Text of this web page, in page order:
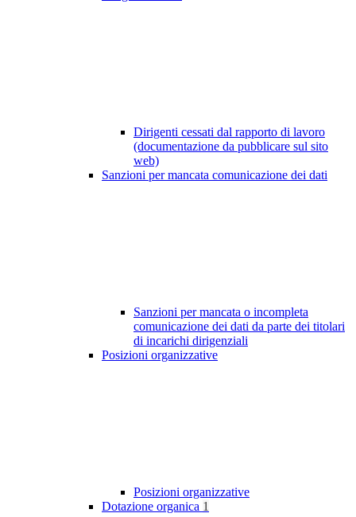
Dirigenti cessati dal rapporto di lavoro
(documentazione da pubblicare sul sito
web)
Sanzioni per mancata comunicazione dei dati
Sanzioni per mancata o incompleta
comunicazione dei dati da parte dei titolari
di incarichi dirigenziali
Posizioni organizzative
Posizioni organizzative
Dotazione organica 1